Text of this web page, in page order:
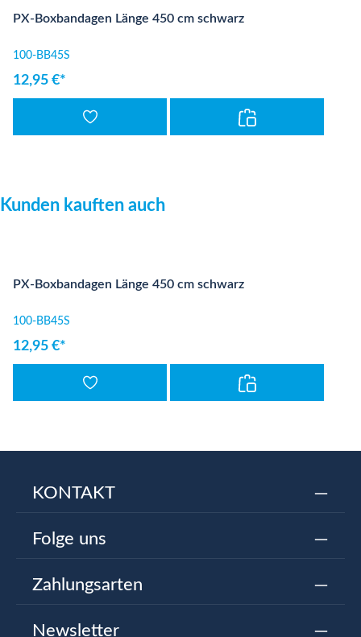
PX-Boxbandagen Länge 450 cm schwarz
100-BB45S
12,95 €*
Produktgalerie überspringen
Kunden kauften auch
PX-Boxbandagen Länge 450 cm schwarz
100-BB45S
12,95 €*
KONTAKT
Folge uns
Zahlungsarten
Newsletter